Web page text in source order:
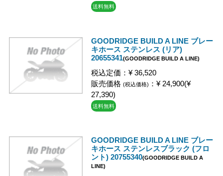
送料無料
GOODRIDGE BUILD A LINE ブレー
キホース ステンレス (リア)
20655341(GOODRIDGE BUILD A LINE)
税込定価：¥ 36,520
販売価格 (税込価格) ：¥ 24,900(¥
27,390)
送料無料
GOODRIDGE BUILD A LINE ブレー
キホース ステンレスブラック (フロ
ント) 20755340(GOODRIDGE BUILD A
LINE)